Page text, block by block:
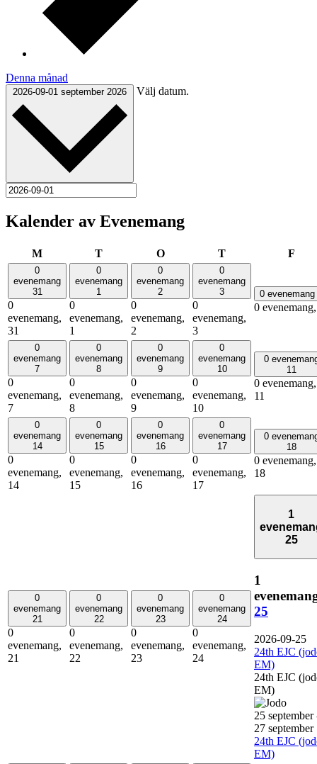
Denna månad
2026-09-01 september 2026 Välj datum.
Kalender av Evenemang
Mmåndag Ttisdag Oonsdag Ttorsdag F
0
evenemang
31
0
evenemang,
31
0
evenemang
1
0
evenemang,
1
0
evenemang
2
0
evenemang,
2
0
evenemang
3
0
evenemang,
3
0 evenemang
0
0
evenemang
7
0
evenemang,
7
0
evenemang
8
0
evenemang,
8
0
evenemang
9
0
evenemang,
9
0
evenemang
10
0
evenemang,
10
0
11
0 evenemang,
11
0
evenemang
14
0
evenemang,
14
0
evenemang
15
0
evenemang,
15
0
evenemang
16
0
evenemang,
16
0
evenemang
17
0
evenemang,
17
0
18
0 evenemang,
18
0
evenemang
21
0
evenemang,
21
0
evenemang
22
0
evenemang,
22
0
evenemang
23
0
evenemang,
23
0
evenemang
24
0
evenemang,
24
1
25
1
25
2026-09-25
24th EJC
EM)
24th EJC
EM)
25 september
27 september
24th EJC
EM)